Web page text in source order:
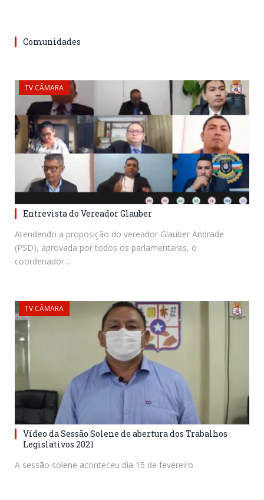
Comunidades
TV CÂMARA
Entrevista do Vereador Glauber
Atendendo a proposição do vereador Glauber Andrade
(PSD), aprovada por todos os parlamentares, o
coordenador…
TV CÂMARA
Vídeo da Sessão Solene de abertura dos Trabalhos
Legislativos 2021
A sessão solene aconteceu dia 15 de fevereiro